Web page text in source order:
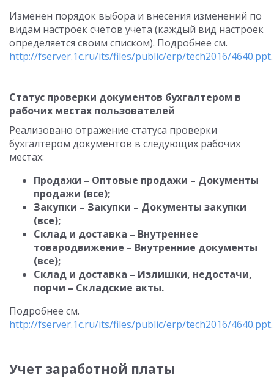
Изменен порядок выбора и внесения изменений по
видам настроек счетов учета (каждый вид настроек
определяется своим списком). Подробнее см.
http://fserver.1c.ru/its/files/public/erp/tech2016/4640.ppt.
Статус проверки документов бухгалтером в
рабочих местах пользователей
Реализовано отражение статуса проверки
бухгалтером документов в следующих рабочих
местах:
Продажи – Оптовые продажи – Документы
продажи (все);
Закупки – Закупки – Документы закупки
(все);
Склад и доставка – Внутреннее
товародвижение – Внутренние документы
(все);
Склад и доставка – Излишки, недостачи,
порчи – Складские акты.
Подробнее см.
http://fserver.1c.ru/its/files/public/erp/tech2016/4640.ppt.
Учет заработной платы